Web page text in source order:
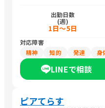
出勤日数
(週)
1日～5日
対応障害
精神
知的 発達 身
LINEで相談
ピアてらす